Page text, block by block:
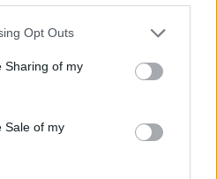
Opt Outs
Sharing of my
Sale of my
turno:
Irlanda